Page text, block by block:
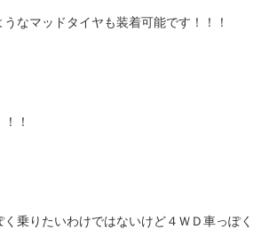
なマッドタイヤも装着可能です！！！
！
乗りたいわけではないけど４ＷＤ車っぽく